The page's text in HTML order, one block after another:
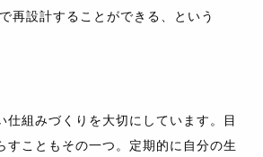
再設計することができる、という
仕組みづくりを大切にしています。目
すこともその一つ。定期的に自分の生